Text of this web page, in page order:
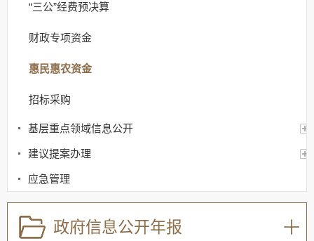
“三公”经费预决算
财政专项资金
惠民惠农资金
招标采购
基层重点领域信息公开
建议提案办理
应急管理
回应关切
监督保障政府信息公开年报